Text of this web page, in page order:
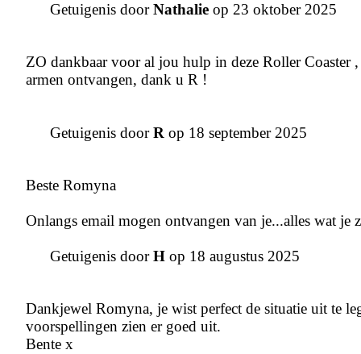
Getuigenis doorNathalie op 23 oktober 2025
ZO dankbaar voor al jou hulp in deze Roller
armen ontvangen, dank u R !
Getuigenis doorR op 18 september 2025
Beste Romyna
Onlangs email mogen ontvangen van je...alles wat je
Getuigenis doorH op 18 augustus 2025
Dankjewel Romyna, je wist perfect de situatie uit te
voorspellingen zien er goed uit.
Bente x